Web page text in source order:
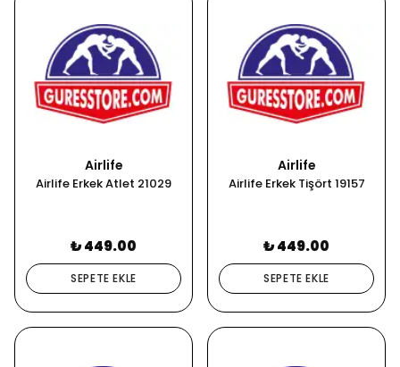
Airlife
Airlife Erkek Atlet 21029
₺ 449.00
SEPETE EKLE
Airlife
Airlife Erkek Tişört 19157
₺ 449.00
SEPETE EKLE